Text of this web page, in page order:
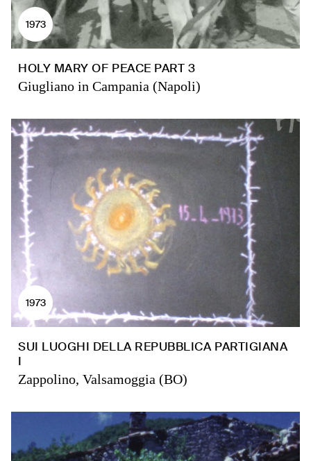
1973
HOLY MARY OF PEACE PART 3
Giugliano in Campania (Napoli)
1973
SUI LUOGHI DELLA REPUBBLICA PARTIGIANA
I
Zappolino, Valsamoggia (BO)